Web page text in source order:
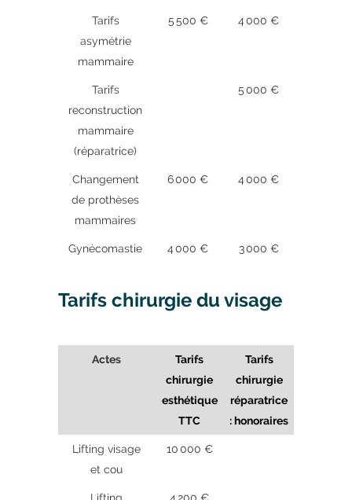
Tarifs
asymétrie
mammaire
5 500 € 4 000 €
Tarifs
reconstruction
mammaire
(réparatrice)
5 000 €
Changement
de prothèses
mammaires
6 000 € 4 000 €
Gynécomastie 4 000 € 3 000 €
Tarifs chirurgie du visage
Actes
Tarifs
chirurgie
esthétique
TTC
Tarifs
chirurgie
réparatrice
: honoraires
Lifting visage
et cou
10 000 €
Lifting 4 200 €